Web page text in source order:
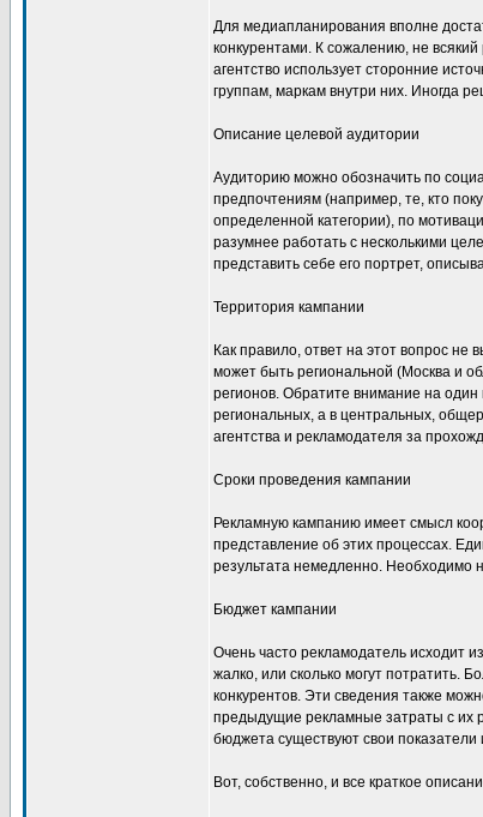
Для медиапланирования вполне
конкурентами. К сожалению, не
агентство использует сторонние
группам, маркам внутри них. Иногда
Описание целевой аудитории
Аудиторию можно обозначить по
предпочтениям (например, те, кто
определенной категории), по
разумнее работать с несколькими
представить себе его портрет,
Территория кампании
Как правило, ответ на этот вопрос
может быть региональной (Москва и
регионов. Обратите внимание на
региональных, а в центральных,
агентства и рекламодателя за
Сроки проведения кампании
Рекламную кампанию имеет смысл
представление об этих процессах.
результата немедленно. Необходимо
Бюджет кампании
Очень часто рекламодатель исходит
жалко, или сколько могут потратить.
конкурентов. Эти сведения также
предыдущие рекламные затраты с их
бюджета существуют свои показатели
Вот, собственно, и все краткое